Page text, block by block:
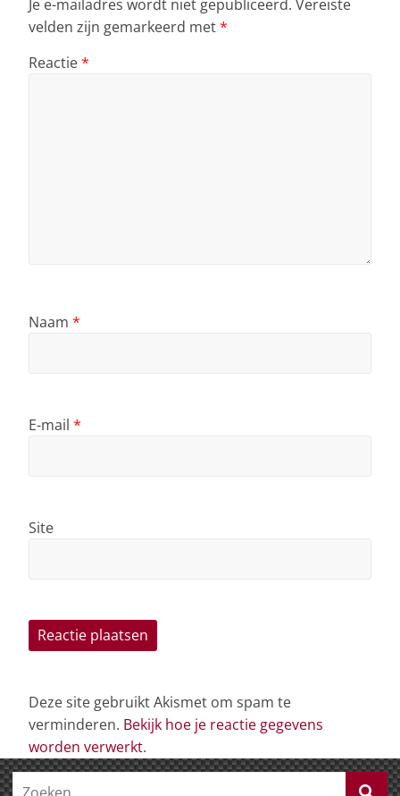
Je e-mailadres wordt niet gepubliceerd. Vereiste
velden zijn gemarkeerd met*
Reactie*
Naam *
E-mail *
Site
Deze site gebruikt Akismet om spam te
verminderen. Bekijk hoe je reactie gegevens
worden verwerkt.